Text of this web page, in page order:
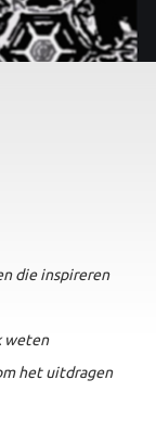
die inspireren
weten
het uitdragen